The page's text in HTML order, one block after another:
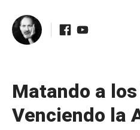
content
Facebook
Youtube
Matando a
Venciendo la